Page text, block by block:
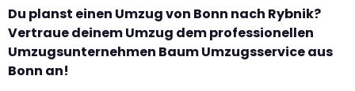
Du planst einen Umzug von Bonn nach Rybnik?
Vertraue deinem Umzug dem professionellen
Umzugsunternehmen Baum Umzugsservice aus
Bonn an!